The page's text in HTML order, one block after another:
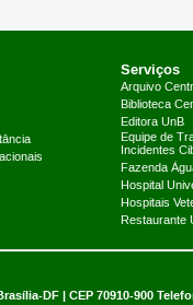
Serviços
Arquivo
Biblioteca
Editora UnB
Equipe de
Incidentes
Fazenda
Hospital
Hospitais
Restaurante
DF | CEP 70910-900